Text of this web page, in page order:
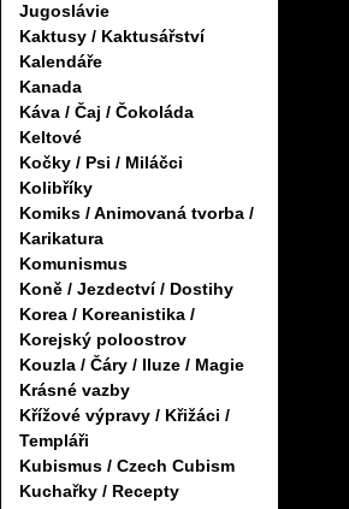
Jugoslávie
Kaktusy / Kaktusářství
Kalendáře
Kanada
Káva / Čaj / Čokoláda
Keltové
Kočky / Psi / Miláčci
Kolibříky
Komiks / Animovaná tvorba /
Karikatura
Komunismus
Koně / Jezdectví / Dostihy
Korea / Koreanistika /
Korejský poloostrov
Kouzla / Čáry / Iluze / Magie
Krásné vazby
Křížové výpravy / Křižáci /
Templáři
Kubismus / Czech Cubism
Kuchařky / Recepty